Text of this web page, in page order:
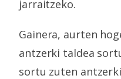
jarraitzeko.
Gainera, aurten
antzerki taldea
sortu zuten